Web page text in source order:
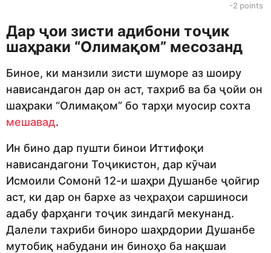
t
o
r
o
-2 points
Дар ҷои зисти адибони тоҷик
шаҳраки “Олимақом” месозанд
Биное, ки манзили зисти шуморе аз шоиру
нависандагон дар он аст, тахриб ва ба ҷойи он
шаҳраки “Олимақом” бо тарҳи муосир сохта
мешавад.
Ин бино дар пушти бинои Иттифоқи
нависандагони Тоҷикистон, дар кӯчаи
Исмоили Сомонӣ 12-и шаҳри Душанбе ҷойгир
аст, ки дар он бархе аз чеҳраҳои саршиноси
адабу фарҳанги тоҷик зиндагӣ мекунанд.
Далели тахриби биноро шаҳрдории Душанбе
мутобиқ набудани ин биноҳо ба нақшаи